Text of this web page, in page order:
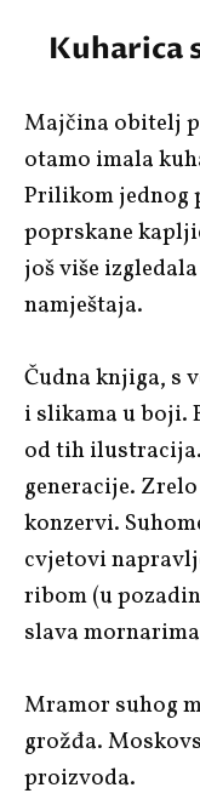
Kuharica
Majčina obitelj
otamo imala
Prilikom jednog
poprskane
još više
namještaja.
Čudna knjiga, s
i slikama u boji.
od tih
generacije.
konzervi.
cvjetovi
ribom (u
slava
Mramor suhog
grožđa.
proizvoda.